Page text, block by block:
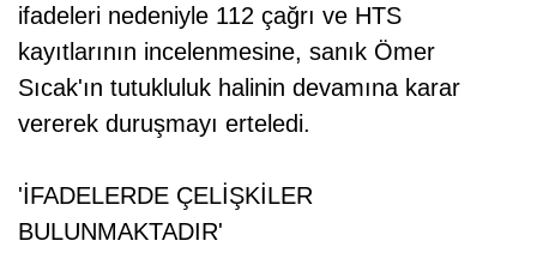
ifadeleri nedeniyle 112 çağrı ve HTS
kayıtlarının incelenmesine, sanık Ömer
Sıcak'ın tutukluluk halinin devamına karar
vererek duruşmayı erteledi.
'İFADELERDE ÇELİŞKİLER
BULUNMAKTADIR'